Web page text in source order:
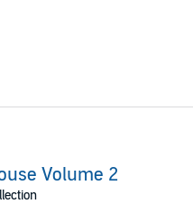
Volume 2